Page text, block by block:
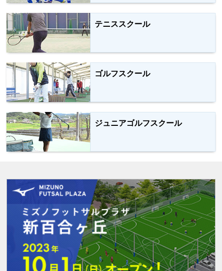
テニススクール
ゴルフスクール
ジュニアゴルフスクール